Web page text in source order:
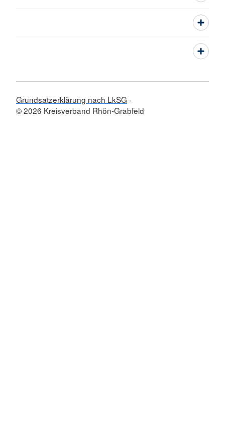
Grundsatzerklärung nach LkSG
© 2026 Kreisverband Rhön-Grabfeld